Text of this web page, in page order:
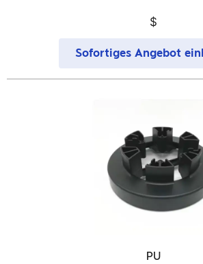
$
Sofortiges Angebot
PU